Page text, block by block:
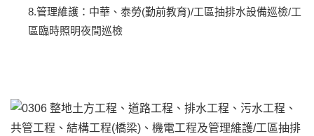
8.管理維護：中華、泰勞(勤前教育)/工區抽排水設備巡檢/工
區臨時照明夜間巡檢